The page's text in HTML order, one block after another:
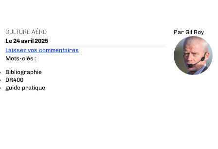
CULTURE AÉRO
Le 24 avril 2025
Par Gil Roy
Laissez vos commentaires
Mots-clés :
Bibliographie
DR400
guide pratique